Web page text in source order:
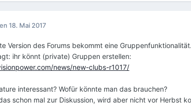
18. Mai 2017
Version des Forums bekommt eine Gruppenfunktionalität.
ihr könnt (private) Gruppen erstellen:
news/new-clubs-r1017/
interessant? Wofür könnte man das brauchen?
schon mal zur Diskussion, wird aber nicht vor Herbst